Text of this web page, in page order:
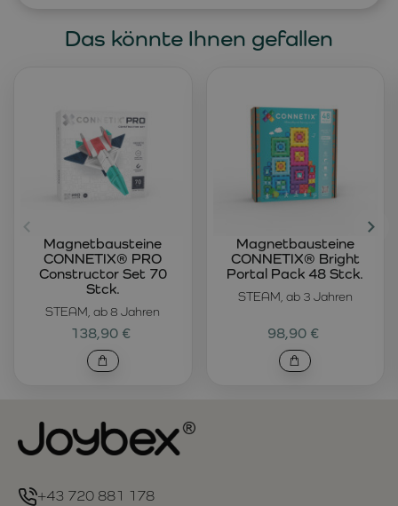
Das könnte Ihnen gefallen
STEAM, ab 8 Jahren
Magnetbausteine
CONNETIX® PRO
Constructor Set 70
Stck.
138,90 €
STEAM, ab 3 Jahren
Magnetbausteine
CONNETIX® Bright
Portal Pack 48 Stck.
98,90 €
+43 720 881 178